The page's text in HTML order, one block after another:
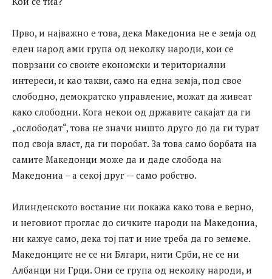
Прво, и најважно е това, дека Македониа не е земја од
еден народ ами група од неколку народи, кои се
поврзани со своите економски и териториални
интереси, и као такви, само на една земја, под свое
слободно, демократско управление, можат да живеат
како слободни. Кога некои од државите сакајат да ги
„ослободат“, това не значи ништо друго до да ги турат
под своја власт, да ги поробат. За това само борбата на
самите Македонци може да и даде слобода на
Македониа – а секој друг — само робство.
Илинденското востание ни покажа како това е верно,
и неговиот проглас до сичките народи на Македониа,
ни кажуе само, дека тој пат и ние треба да го земеме.
Македонците не се ни Блгари, нити Срби, не се ни
Албанци ни Грци. Они се група од неколку народи, и